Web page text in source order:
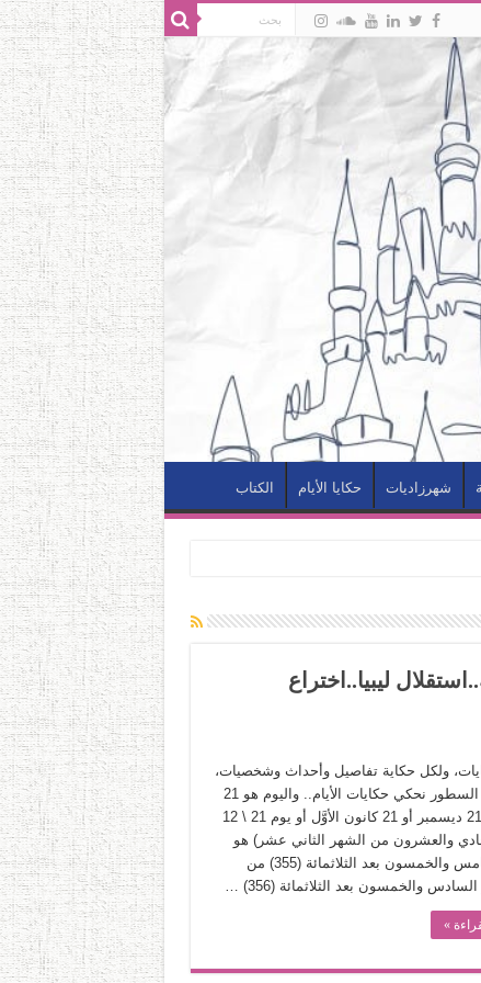
شهرزاديات حكايا الأيام الكتاب
ليبيا..اختراع
ولكل حكاية تفاصيل وأحداث وشخصيات،
وفي هذه السطور نحكي حكايات الأيام.. واليوم هو 21
ديسمبر. 21 ديسمبر أو 21 كانون الأوَّل أو يوم 21 \ 12
والعشرون من الشهر الثاني عشر) هو
اليوم الخامس والخمسون بعد الثلاثمائة (355) من
السادس والخمسون بعد الثلاثمائة (356) …
»